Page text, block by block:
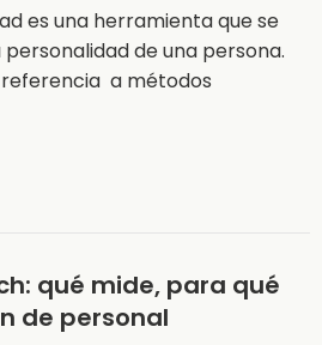
es una herramienta que se
de una persona.
a métodos
qué mide, para qué
de personal